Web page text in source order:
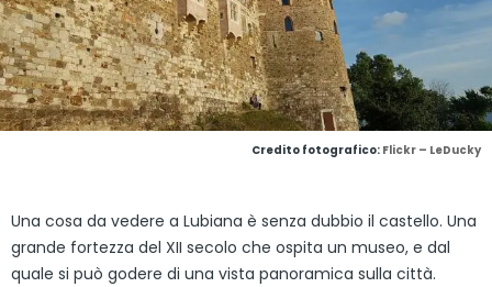
Credito fotografico: Flickr – LeDucky
Una cosa da vedere a Lubiana è senza dubbio il castello. Una
grande fortezza del XII secolo che ospita un museo, e dal
quale si può godere di una vista panoramica sulla città.